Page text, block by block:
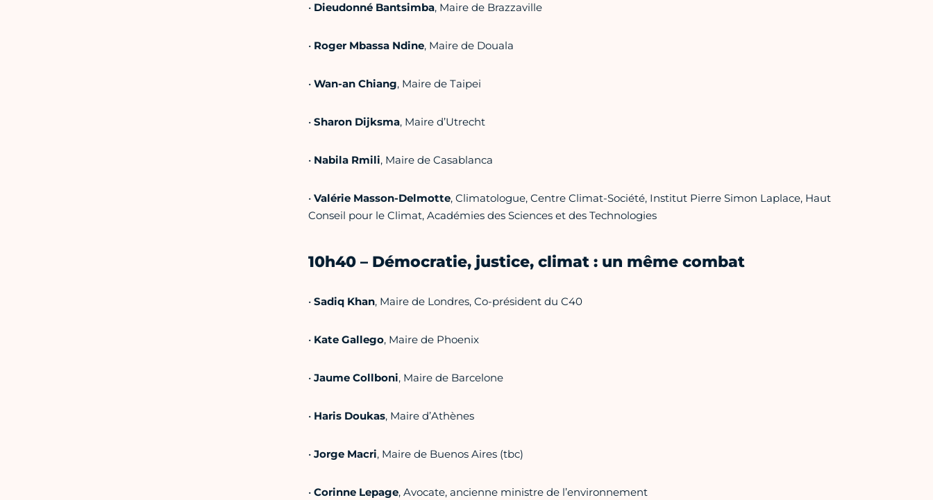
• Dieudonné Bantsimba, Maire de Brazzaville
• Roger Mbassa Ndine, Maire de Douala
• Wan-an Chiang, Maire de Taipei
• Sharon Dijksma, Maire d’Utrecht
• Nabila Rmili, Maire de Casablanca
• Valérie Masson-Delmotte, Climatologue, Centre Climat-Société, Institut Pierre Simon Laplace, Haut
Conseil pour le Climat, Académies des Sciences et des Technologies
10h40 – Démocratie, justice, climat : un même combat
• Sadiq Khan, Maire de Londres, Co-président du C40
• Kate Gallego, Maire de Phoenix
• Jaume Collboni, Maire de Barcelone
• Haris Doukas, Maire d’Athènes
• Jorge Macri, Maire de Buenos Aires (tbc)
• Corinne Lepage, Avocate, ancienne ministre de l’environnement